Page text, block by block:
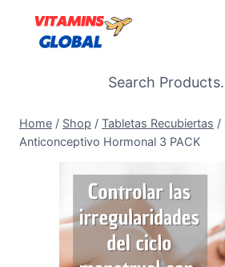
content
Search
Home / Shop / Tabletas Recubiertas /
Anticonceptivo Hormonal 3 PACK